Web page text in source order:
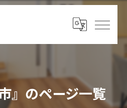
』のページ一覧